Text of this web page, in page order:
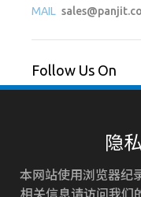
隐
本网站使用浏览器纪
相关信息请访问我们
MAIL
Follow Us On
使用条款 招募人